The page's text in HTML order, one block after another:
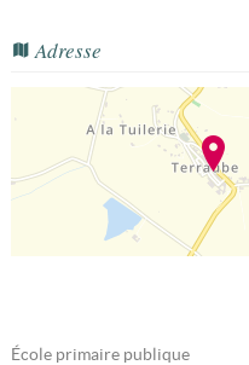
Adresse
École primaire publique